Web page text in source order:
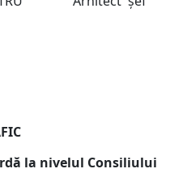
la nivelul Consiliului